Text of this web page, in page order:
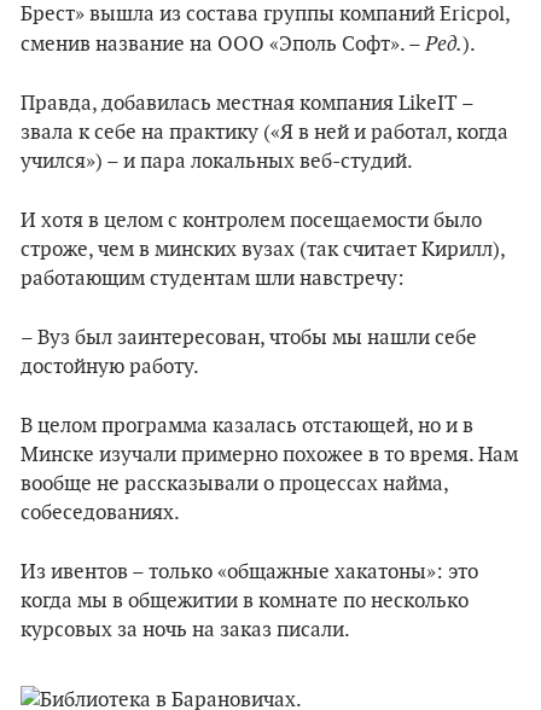
Брест» вышла из состава группы компаний Ericpol,
сменив название на ООО «Эполь Софт». –Ред.).
Правда, добавилась местная компания LikeIT –
звала к себе на практику («Я в ней и работал, когда
учился») – и пара локальных веб-студий.
И хотя в целом с контролем посещаемости было
строже, чем в минских вузах (так считает Кирилл),
работающим студентам шли навстречу:
– Вуз был заинтересован, чтобы мы нашли себе
достойную работу.
В целом программа казалась отстающей, но и в
Минске изучали примерно похожее в то время. Нам
вообще не рассказывали о процессах найма,
собеседованиях.
Из ивентов – только «общажные хакатоны»: это
когда мы в общежитии в комнате по несколько
курсовых за ночь на заказ писали.